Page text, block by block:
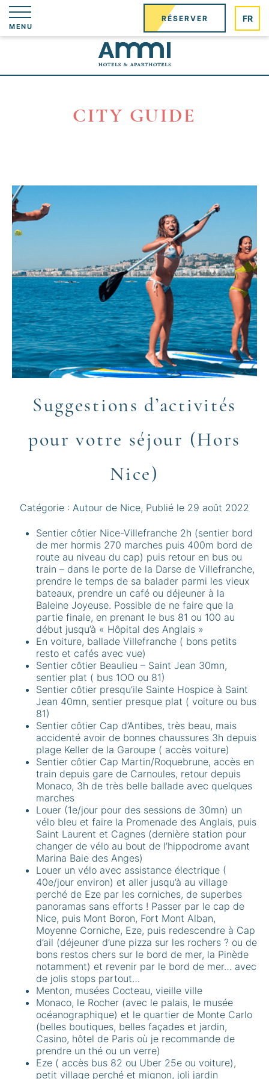
MENU
RÉSERVER FR
CITY GUIDE
Suggestions d’activités
pour votre séjour (Hors
Nice)
Catégorie : Autour de Nice, Publié le 29 août 2022
Sentier côtier Nice-Villefranche 2h (sentier bord
de mer hormis 270 marches puis 400m bord de
route au niveau du cap) puis retour en bus ou
train – dans le porte de la Darse de Villefranche,
prendre le temps de sa balader parmi les vieux
bateaux, prendre un café ou déjeuner à la
Baleine Joyeuse. Possible de ne faire que la
partie finale, en prenant le bus 81 ou 100 au
début jusqu’à « Hôpital des Anglais »
En voiture, ballade Villefranche ( bons petits
resto et cafés avec vue)
Sentier côtier Beaulieu – Saint Jean 30mn,
sentier plat ( bus 1OO ou 81)
Sentier côtier presqu’ile Sainte Hospice à Saint
Jean 40mn, sentier presque plat ( voiture ou bus
81)
Sentier côtier Cap d’Antibes, très beau, mais
accidenté avoir de bonnes chaussures 3h depuis
plage Keller de la Garoupe ( accès voiture)
Sentier côtier Cap Martin/Roquebrune, accès en
train depuis gare de Carnoules, retour depuis
Monaco, 3h de très belle ballade avec quelques
marches
Louer (1e/jour pour des sessions de 30mn) un
vélo bleu et faire la Promenade des Anglais, puis
Saint Laurent et Cagnes (dernière station pour
changer de vélo au bout de l’hippodrome avant
Marina Baie des Anges)
Louer un vélo avec assistance électrique (
40e/jour environ) et aller jusqu’à au village
perché de Eze par les corniches, de superbes
panoramas sans efforts ! Passer par le cap de
Nice, puis Mont Boron, Fort Mont Alban,
Moyenne Corniche, Eze, puis redescendre à Cap
d’ail (déjeuner d’une pizza sur les rochers ? ou de
bons restos chers sur le bord de mer, la Pinède
notamment) et revenir par le bord de mer… avec
de jolis stops partout…
Menton, musées Cocteau, vieille ville
Monaco, le Rocher (avec le palais, le musée
océanographique) et le quartier de Monte Carlo
(belles boutiques, belles façades et jardin,
Casino, hôtel de Paris où je recommande de
prendre un thé ou un verre)
Eze ( accès bus 82 ou Uber 25e ou voiture),
petit village perché et mignon, joli jardin
Panneau de gestion des cookies